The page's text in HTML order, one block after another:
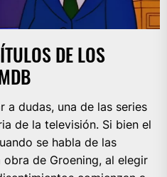
DE LOS
a dudas, una de las series
de la televisión. Si bien el
se habla de las
de Groening, al elegir